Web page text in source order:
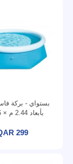
بستواي - بركة
بأبعاد 2.44 م × 66 سم
299